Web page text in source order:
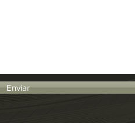
Enviar